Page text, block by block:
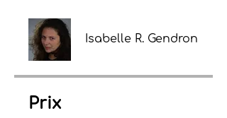
Isabelle R. Gendron
Prix